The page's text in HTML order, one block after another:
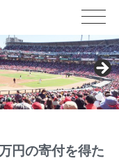
円の寄付を得た